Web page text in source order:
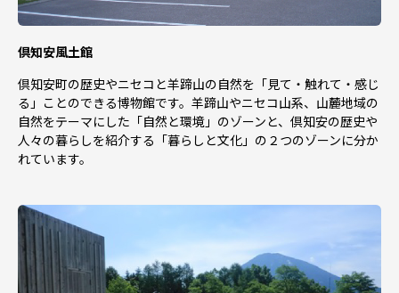
倶知安風土館
倶知安町の歴史やニセコと羊蹄山の自然を「見て・触れて・感じ
る」ことのできる博物館です。羊蹄山やニセコ山系、山麓地域の
自然をテーマにした「自然と環境」のゾーンと、倶知安の歴史や
人々の暮らしを紹介する「暮らしと文化」の２つのゾーンに分か
れています。